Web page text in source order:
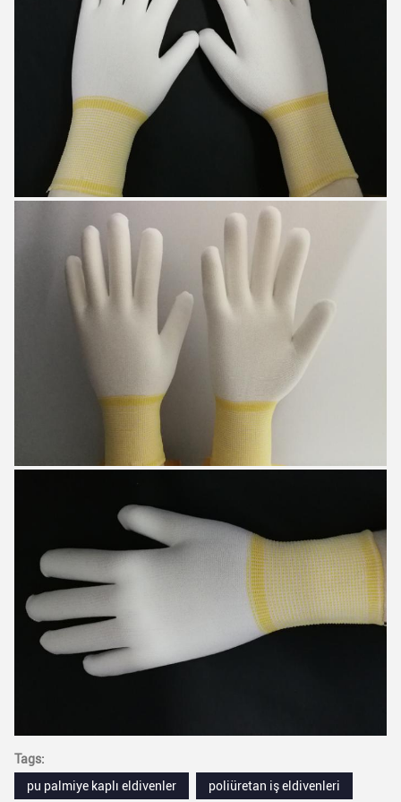
Tags:
pu palmiye kaplı eldivenler
poliüretan iş eldivenleri